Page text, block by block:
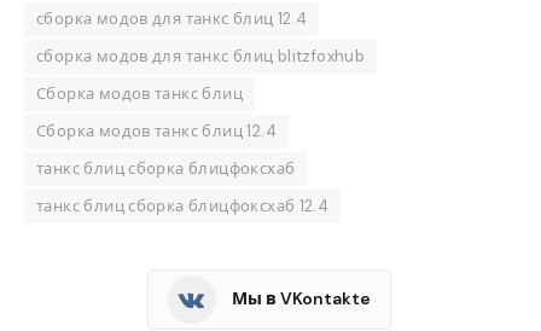
сборка модов для танкс блиц 12.4
сборка модов для танкс блиц blitzfoxhub
Сборка модов танкс блиц
Сборка модов танкс блиц 12.4
танкс блиц сборка блицфоксхаб
танкс блиц сборка блицфоксхаб 12.4
Мы в VKontakte